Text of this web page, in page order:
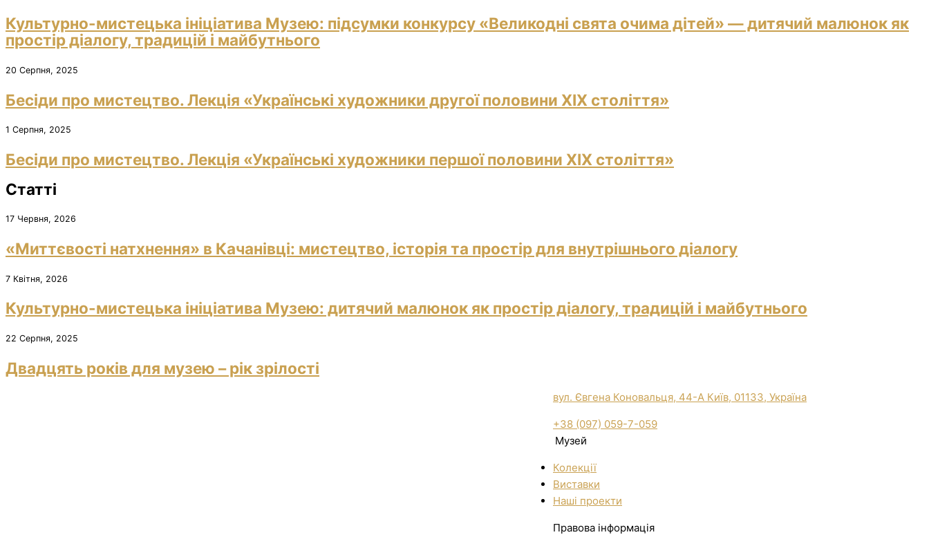
Культурно-мистецька ініціатива Музею: підсумки конкурсу «Великодні свята очима дітей» — дитячий малюнок як
простір діалогу, традицій і майбутнього
20 Серпня, 2025
Бесіди про мистецтво. Лекція «Українські художники другої половини ХІХ століття»
1 Серпня, 2025
Бесіди про мистецтво. Лекція «Українські художники першої половини ХІХ століття»
Статті
17 Червня, 2026
«Миттєвості натхнення» в Качанівці: мистецтво, історія та простір для внутрішнього діалогу
7 Квітня, 2026
Культурно-мистецька ініціатива Музею: дитячий малюнок як простір діалогу, традицій і майбутнього
22 Серпня, 2025
Двадцять років для музею – рік зрілості
вул. Євгена Коновальця, 44-А Київ, 01133, Україна
+38 (097) 059-7-059
Музей
Колекції
Виставки
Нашi проекти
Правова інформація